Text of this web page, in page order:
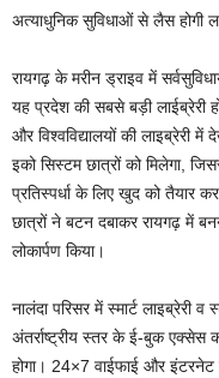
अत्याधुनिक सुविधाओं से लैस होगी
रायगढ़ के मरीन ड्राइव में
यह प्रदेश की सबसे बड़ी लाईब्रेरी
और विश्वविद्यालयों की लाइब्रेरी
इको सिस्टम छात्रों को मिलेगा,
प्रतिस्पर्धा के लिए खुद को तैयार
छात्रों ने बटन दबाकर रायगढ़ में
लोकार्पण किया।
नालंदा परिसर में स्मार्ट लाइब्रेरी
अंतर्राष्ट्रीय स्तर के ई-बुक एक्सेस
होगा। 24×7 वाईफाई और इंटरनेट